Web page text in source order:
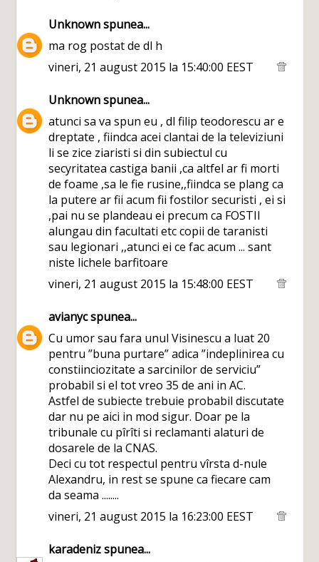
Unknownspunea...
ma rog postat de dl h
vineri, 21 august 2015 la 15:40:00 EEST
Unknownspunea...
atunci sa va spun eu , dl filip teodorescu ar e
dreptate , fiindca acei clantai de la televiziuni
li se zice ziaristi si din subiectul cu
secyritatea castiga banii ,ca altfel ar fi morti
de foame ,sa le fie rusine,,fiindca se plang ca
la putere ar fii acum fii fostilor securisti , ei si
,pai nu se plandeau ei precum ca FOSTII
alungau din facultati etc copii de taranisti
sau legionari ,,atunci ei ce fac acum ... sant
niste lichele barfitoare
vineri, 21 august 2015 la 15:48:00 EEST
avianycspunea...
Cu umor sau fara unul Visinescu a luat 20
pentru ”buna purtare” adica ”indeplinirea cu
constiinciozitate a sarcinilor de serviciu”
probabil si el tot vreo 35 de ani in AC.
Astfel de subiecte trebuie probabil discutate
dar nu pe aici in mod sigur. Doar pe la
tribunale cu pîrîti si reclamanti alaturi de
dosarele de la CNAS.
Deci cu tot respectul pentru vîrsta d-nule
Alexandru, in rest se spune ca fiecare cam
da seama ........
vineri, 21 august 2015 la 16:23:00 EEST
karadenizspunea...